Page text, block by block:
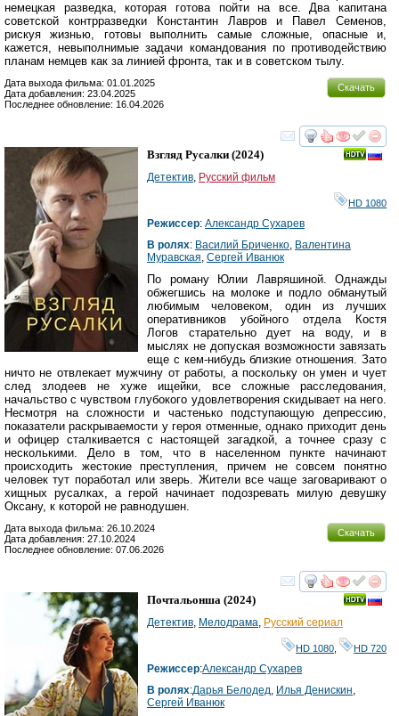
немецкая разведка, которая готова пойти на все. Два капитана
советской контрразведки Константин Лавров и Павел Семенов,
рискуя жизнью, готовы выполнить самые сложные, опасные и,
кажется, невыполнимые задачи командования по противодействию
планам немцев как за линией фронта, так и в советском тылу.
Скачать
Дата выхода фильма: 01.01.2025
Дата добавления: 23.04.2025
Последнее обновление: 16.04.2026
смотреть
Взгляд Русалки (2024)
Детектив, Русский фильм
HD 1080
Режиссер: Александр Сухарев
В ролях: Василий Бриченко, Валентина
Муравская, Сергей Иванюк
По роману Юлии Лавряшиной. Однажды
обжегшись на молоке и подло обманутый
любимым человеком, один из лучших
оперативников убойного отдела Костя
Логов старательно дует на воду, и в
мыслях не допуская возможности завязать
еще с кем-нибудь близкие отношения. Зато
ничто не отвлекает мужчину от работы, а поскольку он умен и чует
след злодеев не хуже ищейки, все сложные расследования,
начальство с чувством глубокого удовлетворения скидывает на него.
Несмотря на сложности и частенько подступающую депрессию,
показатели раскрываемости у героя отменные, однако приходит день
и офицер сталкивается с настоящей загадкой, а точнее сразу с
несколькими. Дело в том, что в населенном пункте начинают
происходить жестокие преступления, причем не совсем понятно
человек тут поработал или зверь. Жители все чаще заговаривают о
хищных русалках, а герой начинает подозревать милую девушку
Оксану, к которой не равнодушен.
Скачать
Дата выхода фильма: 26.10.2024
Дата добавления: 27.10.2024
Последнее обновление: 07.06.2026
смотреть
Почтальонша (2024)
Детектив Мелодрама Русский сериал
HD 1080 HD 720
Режиссер:Александр Сухарев
В ролях:Дарья Белодед Илья Денискин
Сергей Иванюк